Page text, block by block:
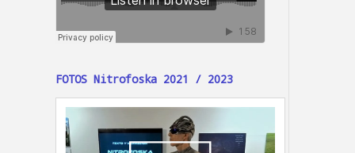
FOTOS Nitrofoska 2021 / 2023